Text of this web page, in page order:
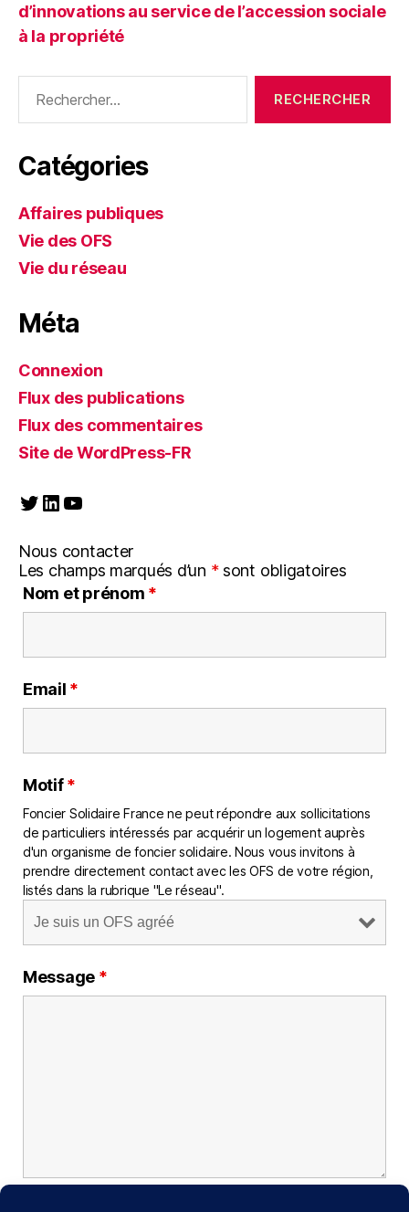
d’innovations au service de l’accession sociale
à la propriété
Catégories
Affaires publiques
Vie des OFS
Vie du réseau
Méta
Connexion
Flux des publications
Flux des commentaires
Site de WordPress-FR
Twitter
LinkedIn
YouTube
Nous contacter
Les champs marqués d’un *sont obligatoires
Nom et prénom *
Email *
Motif*
Foncier Solidaire France ne peut répondre aux sollicitations
de particuliers intéressés par acquérir un logement auprès
d'un organisme de foncier solidaire. Nous vous invitons à
prendre directement contact avec les OFS de votre région,
listés dans la rubrique "Le réseau".
Message *